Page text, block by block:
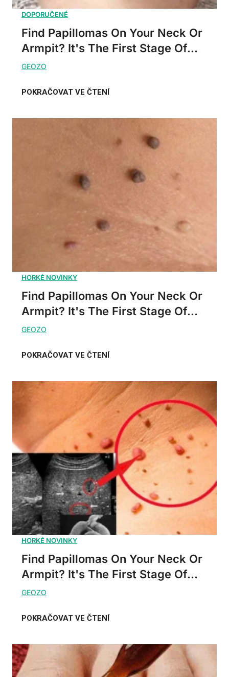
Find Papillomas On Your Neck Or
Armpit? It's The First Stage Of...
Find Papillomas On Your Neck Or
Armpit? It's The First Stage Of...
Find Papillomas On Your Neck Or
Armpit? It's The First Stage Of...